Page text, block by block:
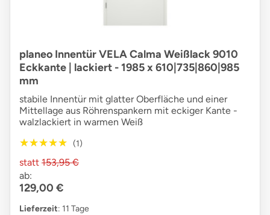
planeo Innentür VELA Calma Weißlack 9010
Eckkante | lackiert - 1985 x 610|735|860|985
mm
stabile Innentür mit glatter Oberfläche und einer
Mittellage aus Röhrenspankern mit eckiger Kante -
walzlackiert in warmen Weiß
★★★★★
★★★★★ (1)
statt 153,95 €
ab:
129,00 €
Lieferzeit: 11 Tage